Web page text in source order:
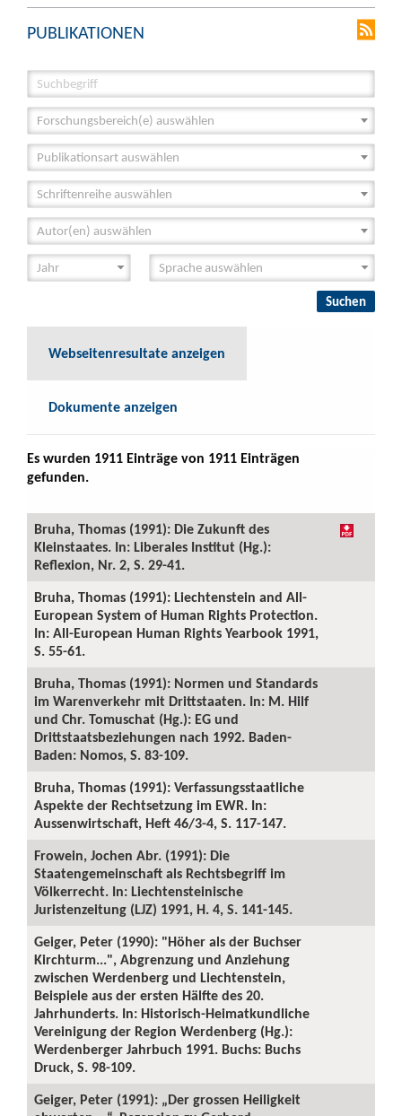
PUBLIKATIONEN
Forschungsbereich(e) auswählen
Publikationsart auswählen
Schriftenreihe auswählen
Autor(en) auswählen
Webseitenresultate anzeigen
Dokumente anzeigen
Es wurden 1911 Einträge von 1911 Einträgen
gefunden.
Bruha, Thomas (1991): Die Zukunft des
Kleinstaates. In: Liberales Institut (Hg.):
Reflexion, Nr. 2, S. 29-41.
Bruha, Thomas (1991): Liechtenstein and All-
European System of Human Rights Protection.
In: All-European Human Rights Yearbook 1991,
S. 55-61.
Bruha, Thomas (1991): Normen und Standards
im Warenverkehr mit Drittstaaten. In: M. Hilf
und Chr. Tomuschat (Hg.): EG und
Drittstaatsbeziehungen nach 1992. Baden-
Baden: Nomos, S. 83-109.
Bruha, Thomas (1991): Verfassungsstaatliche
Aspekte der Rechtsetzung im EWR. In:
Aussenwirtschaft, Heft 46/3-4, S. 117-147.
Frowein, Jochen Abr. (1991): Die
Staatengemeinschaft als Rechtsbegriff im
Völkerrecht. In: Liechtensteinische
Juristenzeitung (LJZ) 1991, H. 4, S. 141-145.
Geiger, Peter (1990): "Höher als der Buchser
Kirchturm...", Abgrenzung und Anziehung
zwischen Werdenberg und Liechtenstein,
Beispiele aus der ersten Hälfte des 20.
Jahrhunderts. In: Historisch-Heimatkundliche
Vereinigung der Region Werdenberg (Hg.):
Werdenberger Jahrbuch 1991. Buchs: Buchs
Druck, S. 98-109.
Geiger, Peter (1991): „Der grossen Heiligkeit